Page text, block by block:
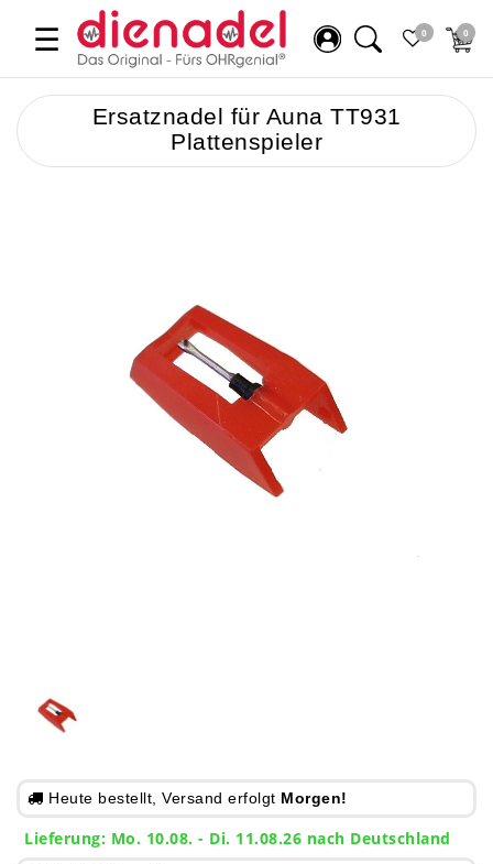
☰ 0 0
Ersatznadel für Auna TT931
Plattenspieler
Heute bestellt, Versand erfolgt Morgen!
Lieferung: Mo. 10.08. - Di. 11.08.26 nach Deutschland